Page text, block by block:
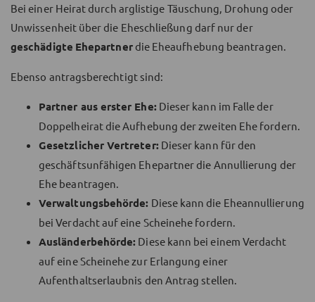
Bei einer Heirat durch arglistige Täuschung, Drohung oder
Unwissenheit über die Eheschließung darf nur der
geschädigte Ehepartnerdie Eheaufhebung beantragen.
Ebenso antragsberechtigt sind:
Partner aus erster Ehe: Dieser kann im Falle der
Doppelheirat die Aufhebung der zweiten Ehe fordern.
Gesetzlicher Vertreter: Dieser kann für den
geschäftsunfähigen Ehepartner die Annullierung der
Ehe beantragen.
Verwaltungsbehörde: Diese kann die Eheannullierung
bei Verdacht auf eine Scheinehe fordern.
Ausländerbehörde: Diese kann bei einem Verdacht
auf eine Scheinehe zur Erlangung einer
Aufenthaltserlaubnis den Antrag stellen.